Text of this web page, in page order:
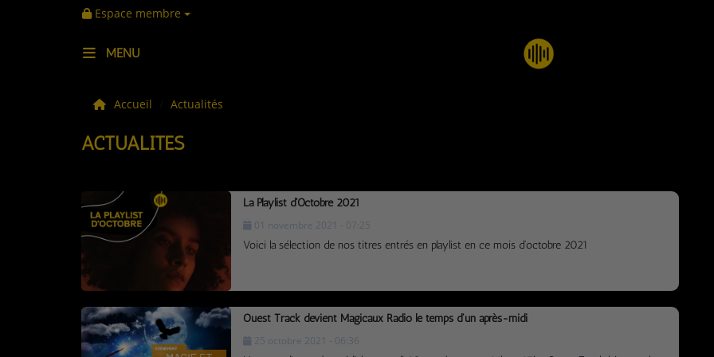
Espace membre
MENU
LA MUSIQUE
C'ÉTAIT QUOI CE TITRE ?
LA GRILLE DES PROGRAMMES
Accueil Actualités
ACTUALITÉS
La Playlist d'Octobre 2021
01 novembre 2021 - 07:25
Voici la sélection de nos titres entrés en playlist en ce mois d'octobre 2021
Ouest Track devient Magicaux Radio le temps d'un après-midi
25 octobre 2021 - 06:36